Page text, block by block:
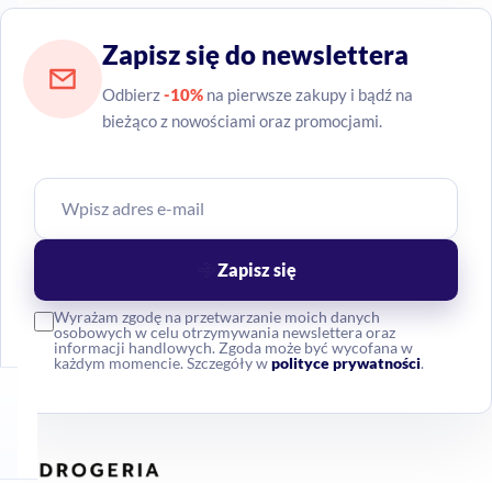
Zapisz się do newslettera
Odbierz-10% na pierwsze zakupy i bądź na
bieżąco z nowościami oraz promocjami.
Wyrażam zgodę na przetwarzanie moich danych
osobowych w celu otrzymywania newslettera oraz
informacji handlowych. Zgoda może być wycofana w
każdym momencie. Szczegóły wpolityce prywatności.
Zapisz się